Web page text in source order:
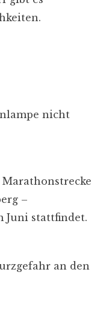
nicht
–
Juni stattfindet.
an den